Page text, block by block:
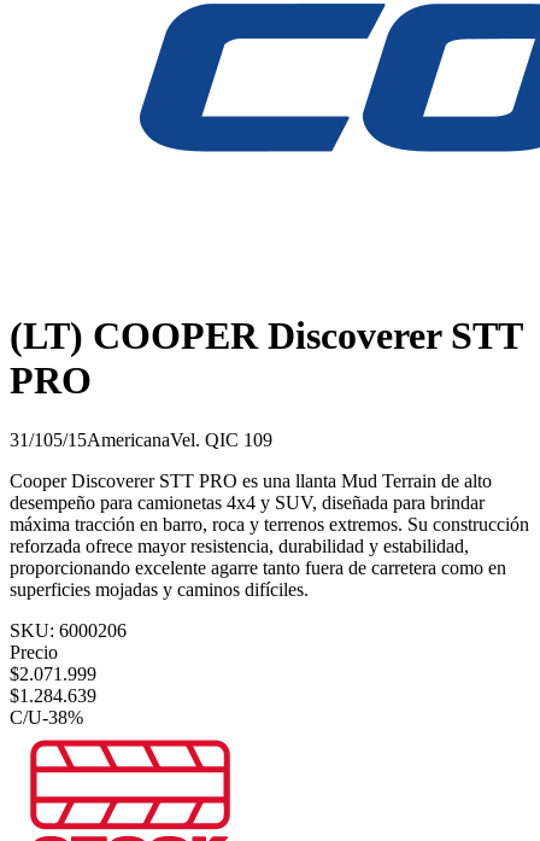
(LT) COOPER Discoverer STT
PRO
31/105/15AmericanaVel. QIC 109
Cooper Discoverer STT PRO es una llanta Mud Terrain de alto
desempeño para camionetas 4x4 y SUV, diseñada para brindar
máxima tracción en barro, roca y terrenos extremos. Su construcción
reforzada ofrece mayor resistencia, durabilidad y estabilidad,
proporcionando excelente agarre tanto fuera de carretera como en
superficies mojadas y caminos difíciles.
SKU: 6000206
Precio
$2.071.999
$1.284.639
C/U-38%